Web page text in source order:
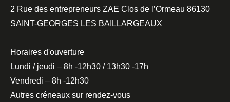
2 Rue des entrepreneurs ZAE Clos de l’Ormeau 86130
SAINT-GEORGES LES BAILLARGEAUX
Horaires d'ouverture
Lundi / jeudi – 8h -12h30 / 13h30 -17h
Vendredi – 8h -12h30
Autres créneaux sur rendez-vous